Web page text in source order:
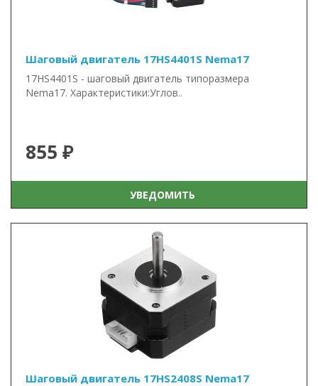
Шаговый двигатель 17HS4401S Nema17
17HS4401S - шаговый двигатель типоразмера
Nema17. Характеристики:Углов..
855 ₽
УВЕДОМИТЬ
Шаговый двигатель 17HS2408S Nema17